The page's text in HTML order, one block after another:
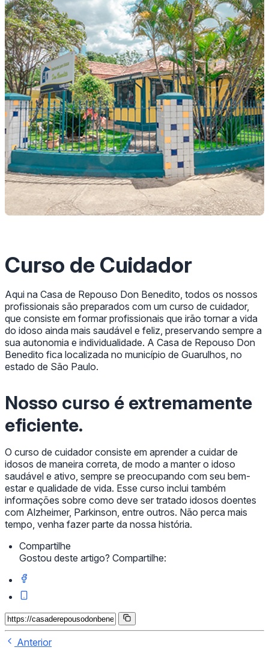
Curso de Cuidador
Aqui na Casa de Repouso Don Benedito, todos os nossos
profissionais são preparados com um curso de cuidador,
que consiste em formar profissionais que irão tornar a vida
do idoso ainda mais saudável e feliz, preservando sempre a
sua autonomia e individualidade. A Casa de Repouso Don
Benedito fica localizada no município de Guarulhos, no
estado de São Paulo.
Nosso curso é extremamente
eficiente.
O curso de cuidador consiste em aprender a cuidar de
idosos de maneira correta, de modo a manter o idoso
saudável e ativo, sempre se preocupando com seu bem-
estar e qualidade de vida. Esse curso inclui também
informações sobre como deve ser tratado idosos doentes
com Alzheimer, Parkinson, entre outros. Não perca mais
tempo, venha fazer parte da nossa história.
Compartilhe
Gostou deste artigo? Compartilhe:
Anterior